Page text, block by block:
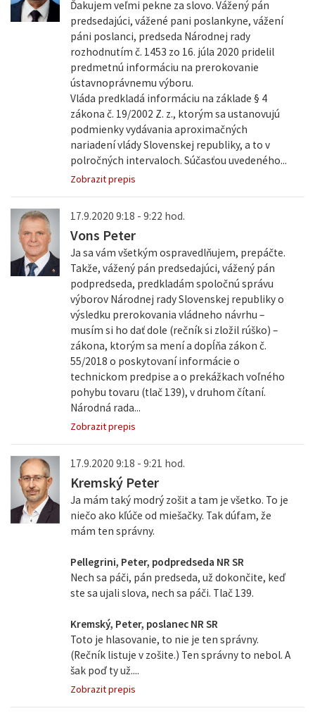
Ďakujem veľmi pekne za slovo. Vážený pán
predsedajúci, vážené pani poslankyne, vážení
páni poslanci, predseda Národnej rady
rozhodnutím č. 1453 zo 16. júla 2020 pridelil
predmetnú informáciu na prerokovanie
ústavnoprávnemu výboru.
Vláda predkladá informáciu na základe § 4
zákona č. 19/2002 Z. z., ktorým sa ustanovujú
podmienky vydávania aproximačných
nariadení vlády Slovenskej republiky, a to v
polročných intervaloch. Súčasťou uvedeného...
Zobrazit prepis
17.9.2020 9:18 - 9:22 hod.
Vons Peter
Ja sa vám všetkým ospravedlňujem, prepáčte.
Takže, vážený pán predsedajúci, vážený pán
podpredseda, predkladám spoločnú správu
výborov Národnej rady Slovenskej republiky o
výsledku prerokovania vládneho návrhu –
musím si ho dať dole (rečník si zložil rúško) –
zákona, ktorým sa mení a dopĺňa zákon č.
55/2018 o poskytovaní informácie o
technickom predpise a o prekážkach voľného
pohybu tovaru (tlač 139), v druhom čítaní.
Národná rada...
Zobrazit prepis
17.9.2020 9:18 - 9:21 hod.
Kremský Peter
Ja mám taký modrý zošit a tam je všetko. To je
niečo ako kľúče od miešačky. Tak dúfam, že
mám ten správny.
Pellegrini, Peter, podpredseda NR SR
Nech sa páči, pán predseda, už dokončite, keď
ste sa ujali slova, nech sa páči. Tlač 139.
Kremský, Peter, poslanec NR SR
Toto je hlasovanie, to nie je ten správny.
(Rečník listuje v zošite.) Ten správny to nebol. A
šak poď ty už....
Zobrazit prepis